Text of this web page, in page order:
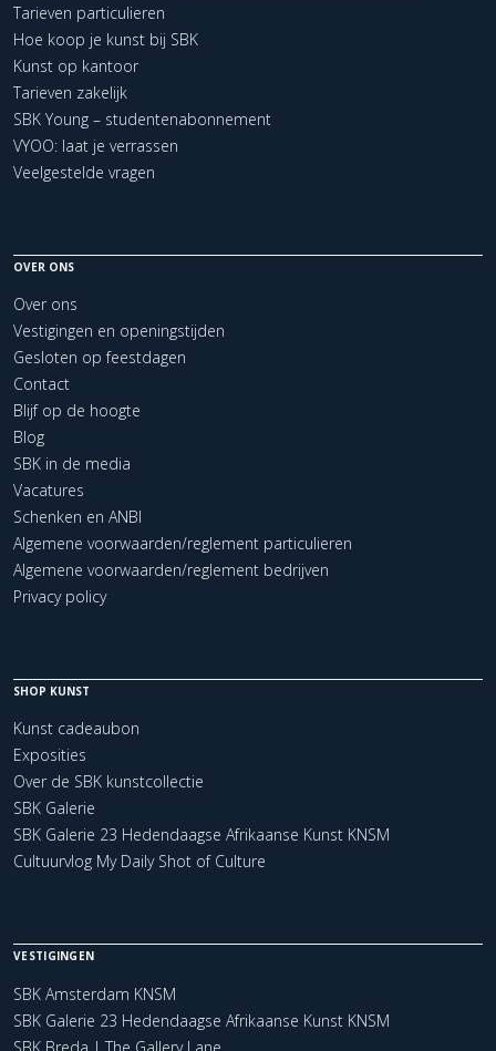
Tarieven particulieren
Hoe koop je kunst bij SBK
Kunst op kantoor
Tarieven zakelijk
SBK Young – studentenabonnement
VYOO: laat je verrassen
Veelgestelde vragen
OVER ONS
Over ons
Vestigingen en openingstijden
Gesloten op feestdagen
Contact
Blijf op de hoogte
Blog
SBK in de media
Vacatures
Schenken en ANBI
Algemene voorwaarden/reglement particulieren
Algemene voorwaarden/reglement bedrijven
Privacy policy
SHOP KUNST
Kunst cadeaubon
Exposities
Over de SBK kunstcollectie
SBK Galerie
SBK Galerie 23 Hedendaagse Afrikaanse Kunst KNSM
Cultuurvlog My Daily Shot of Culture
VESTIGINGEN
SBK Amsterdam KNSM
SBK Galerie 23 Hedendaagse Afrikaanse Kunst KNSM